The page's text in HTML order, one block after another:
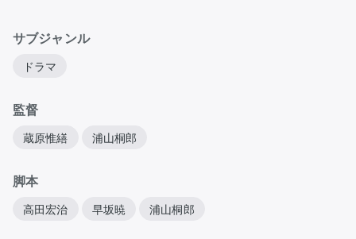
サブジャンル
ドラマ
監督
蔵原惟繕 浦山桐郎
脚本
高田宏治 早坂暁 浦山桐郎